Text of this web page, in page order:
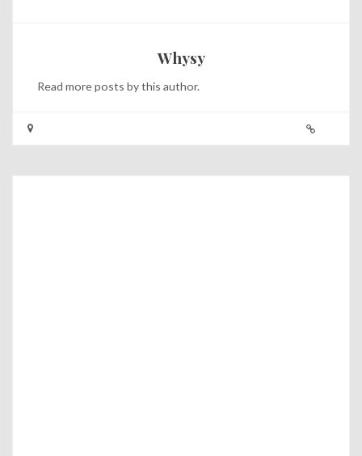
Whysy
Read more posts by this author.